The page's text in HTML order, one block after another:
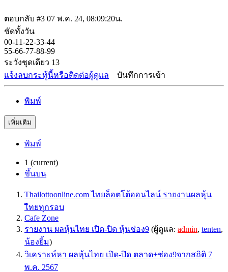
ตอบกลับ #3 07 พ.ค. 24, 08:09:20น.
ชัดทั้งวัน
00-11-22-33-44
55-66-77-88-99
ระวังชุดเดียว 13
แจ้งลบกระทู้นี้หรือติดต่อผู้ดูแล
บันทึกการเข้า
พิมพ์
เพิ่มเติม
พิมพ์
1 (current)
ขึ้นบน
Thailottoonline.com ไทยล็อตโต้ออนไลน์ รายงานผลหุ้น
ไืทยทุกรอบ
Cafe Zone
รายงาน ผลหุ้นไทย เปิด-ปิด หุ้นช่อง9 (ผู้ดูแล: admin, tenten,
น้องยิ้ม)
วิเคราะห์หา ผลหุ้นไทย เปิด-ปิด ตลาด+ช่อง9จากสถิติ 7
พ.ค. 2567